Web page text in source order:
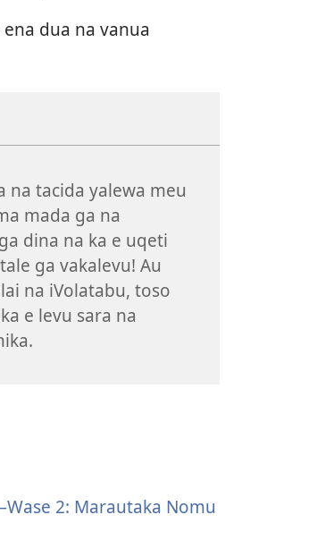
dua na vanua
na tacida yalewa meu
mada ga na
dina na ka e uqeti
ga vakalevu! Au
na iVolatabu, toso
e levu sara na
2: Marautaka Nomu